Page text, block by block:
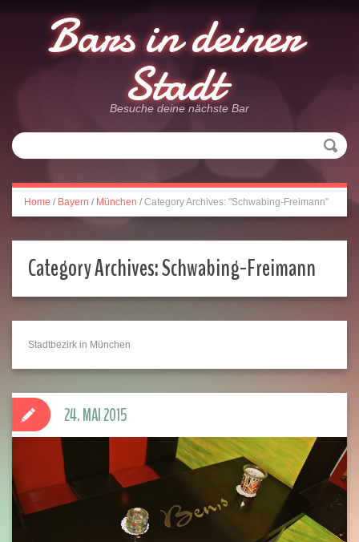
Bars in deiner
Stadt
Besuche deine nächste Bar
Home / Bayern / München / Category Archives: "Schwabing-Freimann"
Category Archives:Schwabing-Freimann
Stadtbezirk in München
24. MAI 2015